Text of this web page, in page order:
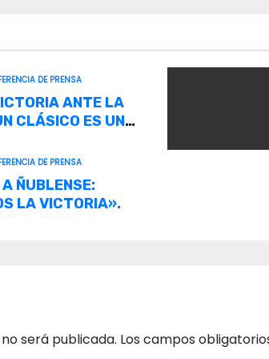
DE PRENSA
ANTE LA
CLÁSICO ES UNA
DE PRENSA
ÑUBLENSE:
LA VICTORIA».
será publicada. Los campos